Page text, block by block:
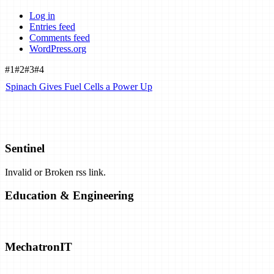
Log in
Entries feed
Comments feed
WordPress.org
#1#2#3#4
Spinach Gives Fuel Cells a Power Up
Exclusive: Airborne Wind Energy Company Closes Shop, Opens
Sentinel
Invalid or Broken rss link.
Education & Engineering
MechatronIT